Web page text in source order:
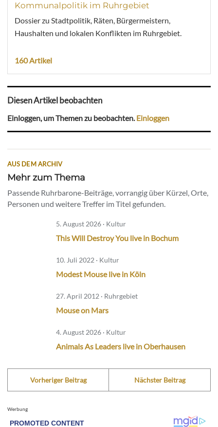
Kommunalpolitik im Ruhrgebiet
Dossier zu Stadtpolitik, Räten, Bürgermeistern,
Haushalten und lokalen Konflikten im Ruhrgebiet.
160 Artikel
Diesen Artikel beobachten
Einloggen, um Themen zu beobachten. Einloggen
AUS DEM ARCHIV
Mehr zum Thema
Passende Ruhrbarone-Beiträge, vorrangig über Kürzel, Orte,
Personen und weitere Treffer im Titel gefunden.
5. August 2026 · Kultur
This Will Destroy You live in Bochum
10. Juli 2022 · Kultur
Modest Mouse live in Köln
27. April 2012 · Ruhrgebiet
Mouse on Mars
4. August 2026 · Kultur
Animals As Leaders live in Oberhausen
Vorheriger Beitrag Nächster Beitrag
Werbung